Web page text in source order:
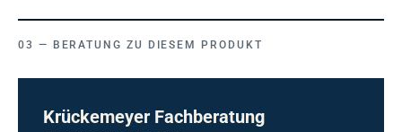
BERATUNG ZU DIESEM PRODUKT
Krückemeyer Fachberatung